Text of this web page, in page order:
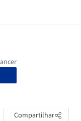
Compartilhar